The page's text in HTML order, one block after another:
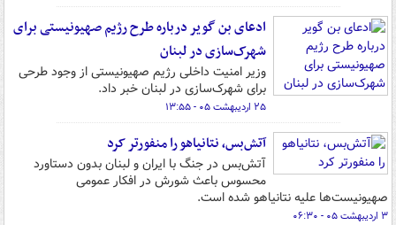
ادعای بن گویر درباره طرح رژیم صهیونیستی برای
شهرک‌سازی در لبنان
وزیر امنیت داخلی رژیم صهیونیستی از وجود طرحی
برای شهرک‌سازی در لبنان خبر داد.
۲۵ اردیبهشت ۰۵ - ۱۳:۵۵
آتش‌بس، نتانیاهو را منفورتر کرد
آتش‌بس در جنگ با ایران و لبنان بدون دستاورد
محسوس باعث شورش در افکار عمومی
صهیونیست‌ها علیه نتانیاهو شده است.
۳ اردیبهشت ۰۵ - ۰۶:۳۰